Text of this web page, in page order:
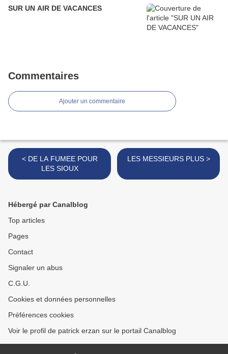
SUR UN AIR DE VACANCES
Commentaires
Ajouter un commentaire
< DE LA FUMEE POUR
LES SIOUX
LES MESSIEURS PLUS >
Hébergé par Canalblog
Top articles
Pages
Contact
Signaler un abus
C.G.U.
Cookies et données personnelles
Préférences cookies
Voir le profil de patrick erzan sur le portail Canalblog